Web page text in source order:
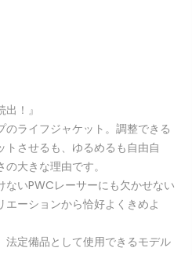
！』
ライフジャケット。調整できる
させるも、ゆるめるも自由自
大きな理由です。
いPWCレーサーにも欠かせない
ーションから恰好よくきめよ
法定備品として使用できるモデル